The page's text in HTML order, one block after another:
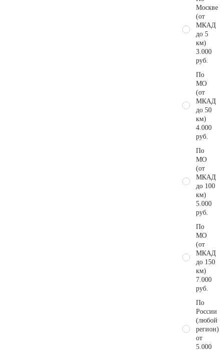
Москве
(от
МКАД
до 5
км)
3.000
руб.
По
МО
(от
МКАД
до 50
км)
4.000
руб.
По
МО
(от
МКАД
до 100
км)
5.000
руб.
По
МО
(от
МКАД
до 150
км)
7.000
руб.
По
России
(любой
регион)
от
5.000